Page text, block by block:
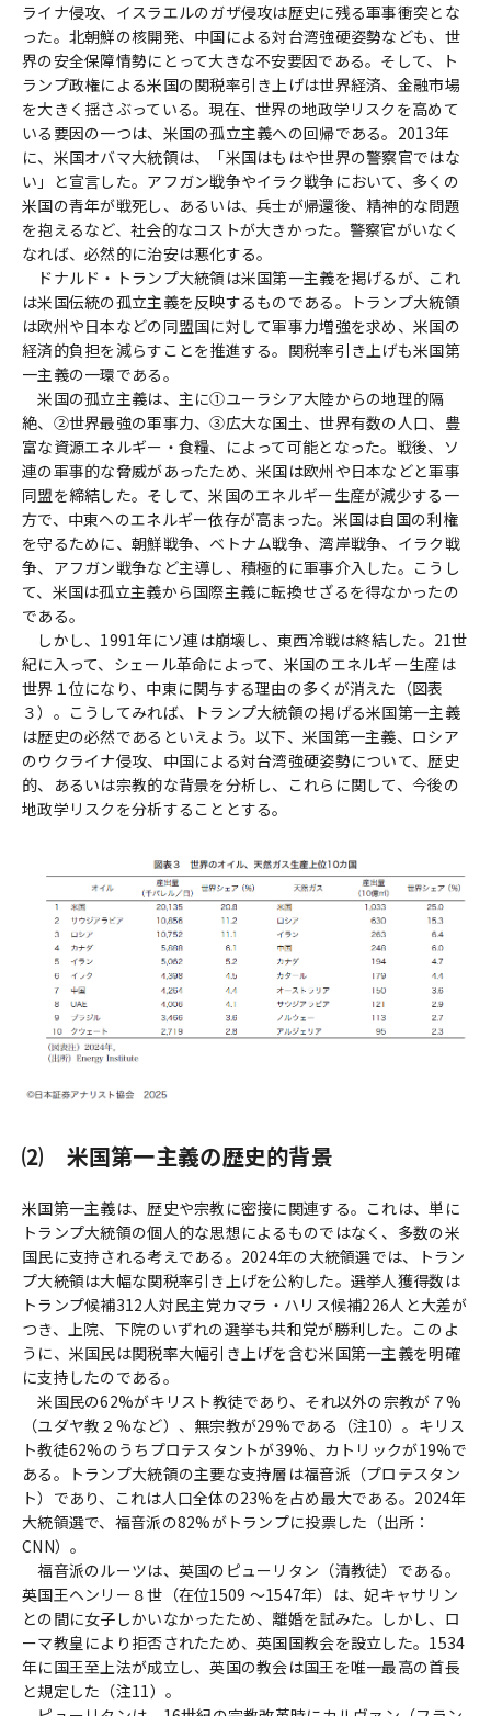
ライナ侵攻、イスラエルのガザ侵攻は歴史に残る軍事衝突とな
った。北朝鮮の核開発、中国による対台湾強硬姿勢なども、世
界の安全保障情勢にとって大きな不安要因である。そして、ト
ランプ政権による米国の関税率引き上げは世界経済、金融市場
を大きく揺さぶっている。現在、世界の地政学リスクを高めて
いる要因の一つは、米国の孤立主義への回帰である。2013年
に、米国オバマ大統領は、「米国はもはや世界の警察官ではな
い」と宣言した。アフガン戦争やイラク戦争において、多くの
米国の青年が戦死し、あるいは、兵士が帰還後、精神的な問題
を抱えるなど、社会的なコストが大きかった。警察官がいなく
なれば、必然的に治安は悪化する。
ドナルド・トランプ大統領は米国第一主義を掲げるが、これ
は米国伝統の孤立主義を反映するものである。トランプ大統領
は欧州や日本などの同盟国に対して軍事力増強を求め、米国の
経済的負担を減らすことを推進する。関税率引き上げも米国第
一主義の一環である。
米国の孤立主義は、主に①ユーラシア大陸からの地理的隔
絶、②世界最強の軍事力、③広大な国土、世界有数の人口、豊
富な資源エネルギー・食糧、によって可能となった。戦後、ソ
連の軍事的な脅威があったため、米国は欧州や日本などと軍事
同盟を締結した。そして、米国のエネルギー生産が減少する一
方で、中東へのエネルギー依存が高まった。米国は自国の利権
を守るために、朝鮮戦争、ベトナム戦争、湾岸戦争、イラク戦
争、アフガン戦争など主導し、積極的に軍事介入した。こうし
て、米国は孤立主義から国際主義に転換せざるを得なかったの
である。
しかし、1991年にソ連は崩壊し、東西冷戦は終結した。21世
紀に入って、シェール革命によって、米国のエネルギー生産は
世界１位になり、中東に関与する理由の多くが消えた（図表
３）。こうしてみれば、トランプ大統領の掲げる米国第一主義
は歴史の必然であるといえよう。以下、米国第一主義、ロシア
のウクライナ侵攻、中国による対台湾強硬姿勢について、歴史
的、あるいは宗教的な背景を分析し、これらに関して、今後の
地政学リスクを分析することとする。
⑵ 米国第一主義の歴史的背景
米国第一主義は、歴史や宗教に密接に関連する。これは、単に
トランプ大統領の個人的な思想によるものではなく、多数の米
国民に支持される考えである。2024年の大統領選では、トラン
プ大統領は大幅な関税率引き上げを公約した。選挙人獲得数は
トランプ候補312人対民主党カマラ・ハリス候補226人と大差が
つき、上院、下院のいずれの選挙も共和党が勝利した。このよ
うに、米国民は関税率大幅引き上げを含む米国第一主義を明確
に支持したのである。
米国民の62%がキリスト教徒であり、それ以外の宗教が７%
（ユダヤ教２%など）、無宗教が29%である（注10）。キリス
ト教徒62%のうちプロテスタントが39%、カトリックが19%で
ある。トランプ大統領の主要な支持層は福音派（プロテスタン
ト）であり、これは人口全体の23%を占め最大である。2024年
大統領選で、福音派の82%がトランプに投票した（出所：
CNN）。
福音派のルーツは、英国のピューリタン（清教徒）である。
英国王ヘンリー８世（在位1509 ～1547年）は、妃キャサリン
との間に女子しかいなかったため、離婚を試みた。しかし、ロ
ーマ教皇により拒否されたため、英国国教会を設立した。1534
年に国王至上法が成立し、英国の教会は国王を唯一最高の首長
と規定した（注11）。